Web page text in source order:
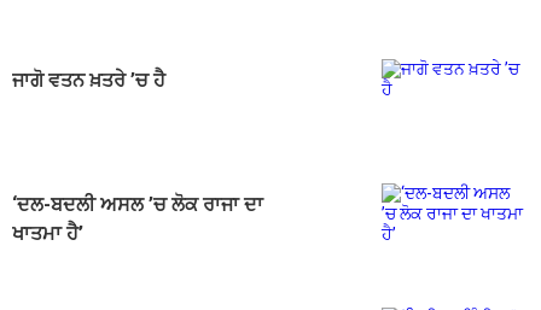
ਜਾਗੋ ਵਤਨ ਖ਼ਤਰੇ ’ਚ ਹੈ
‘ਦਲ-ਬਦਲੀ ਅਸਲ ’ਚ ਲੋਕ ਰਾਜਾ ਦਾ
ਖਾਤਮਾ ਹੈ’